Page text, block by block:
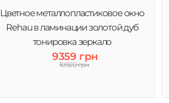
Цветное металлопластиковое окно
Rehau в ламинации золотой дуб
тонировка зеркало
9359 грн
10920 грн